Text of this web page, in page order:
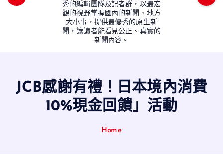
秀的編輯團隊及記者群，以最宏
觀的視野掌握國內的新聞、地方
大小事，提供最優秀的原生新
聞，讓讀者能看見公正、真實的
新聞內容。
JCB感謝有禮！日本境內消費
10%現金回饋」活動
Home